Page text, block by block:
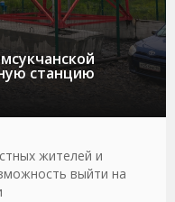
станцию
жителей и
выйти на